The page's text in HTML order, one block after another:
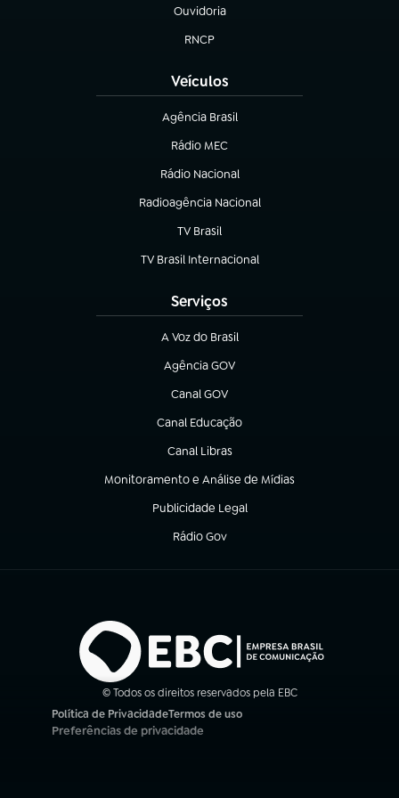
Ouvidoria
(abre em nova aba)
RNCP
(abre em nova aba)
Veículos
Agência Brasil
(abre em nova aba)
Rádio MEC
Rádio Nacional
(abre em nova aba)
Radioagência Nacional
(abre em nova aba)
TV Brasil
(abre em nova aba)
TV Brasil Internacional
(abre em nova aba)
Serviços
A Voz do Brasil
(abre em nova aba)
Agência GOV
(abre em nova aba)
Canal GOV
(abre em nova aba)
Canal Educação
(abre em nova aba)
Canal Libras
(abre em nova aba)
Monitoramento e Análise de Mídias
(abre em nova aba)
Publicidade Legal
(abre em nova aba)
Rádio Gov
(abre em nova aba)
© Todos os direitos reservados pela EBC
Política de Privacidade
(abre em nova aba)
Termos de uso
(abre em nova aba)
Preferências de privacidade